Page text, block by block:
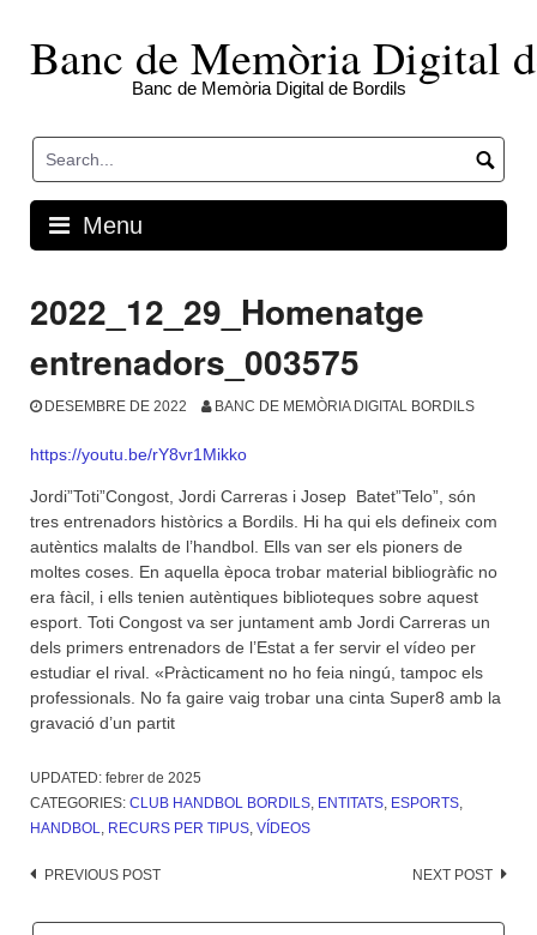
contentBanc de Memòria Digital
Banc de Memòria Digital de Bordils
Menu
2022_12_29_Homenatge
entrenadors_003575
DESEMBRE DE 2022 BANC DE MEMÒRIA DIGITAL BORDILS
https://youtu.be/rY8vr1Mikko
Jordi”Toti”Congost, Jordi Carreras i Josep Batet”Telo”, són
tres entrenadors històrics a Bordils. Hi ha qui els defineix com
autèntics malalts de l’handbol. Ells van ser els pioners de
moltes coses. En aquella època trobar material bibliogràfic no
era fàcil, i ells tenien autèntiques biblioteques sobre aquest
esport. Toti Congost va ser juntament amb Jordi Carreras un
dels primers entrenadors de l’Estat a fer servir el vídeo per
estudiar el rival. «Pràcticament no ho feia ningú, tampoc els
professionals. No fa gaire vaig trobar una cinta Super8 amb la
gravació d’un partit
UPDATED: febrer de 2025
CATEGORIES: CLUB HANDBOL BORDILS, ENTITATS, ESPORTS,
HANDBOL, RECURS PER TIPUS, VÍDEOS
Post
PREVIOUS POST NEXT POST